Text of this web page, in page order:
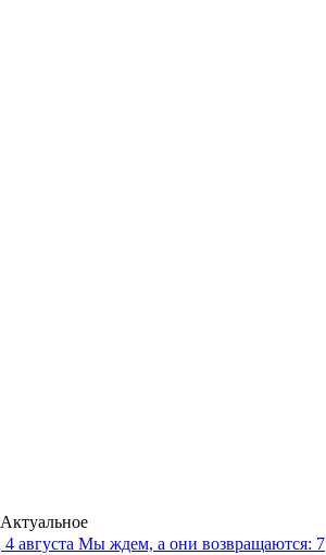
Актуальное
4 августа Мы ждем, а они возвращаются: 7